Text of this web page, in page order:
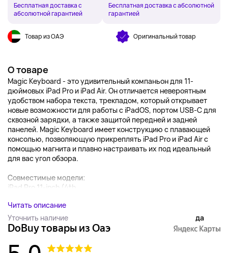
Бесплатная доставка с
абсолютной гарантией
Бесплатная доставка с абсолютной
гарантией
Товар из ОАЭ Оригинальный товар
О товаре
Magic Keyboard - это удивительный компаньон для 11-
дюймовых iPad Pro и iPad Air. Он отличается невероятным
удобством набора текста, трекпадом, который открывает
новые возможности для работы с iPadOS, портом USB‑C для
сквозной зарядки, а также защитой передней и задней
панелей. Magic Keyboard имеет конструкцию с плавающей
консолью, позволяющую прикреплять iPad Pro и iPad Air с
помощью магнита и плавно настраивать их под идеальный
для вас угол обзора.
Совместимые модели:
iPad Pro 11-inch (4th...
Читать описание
Уточнить наличие
да